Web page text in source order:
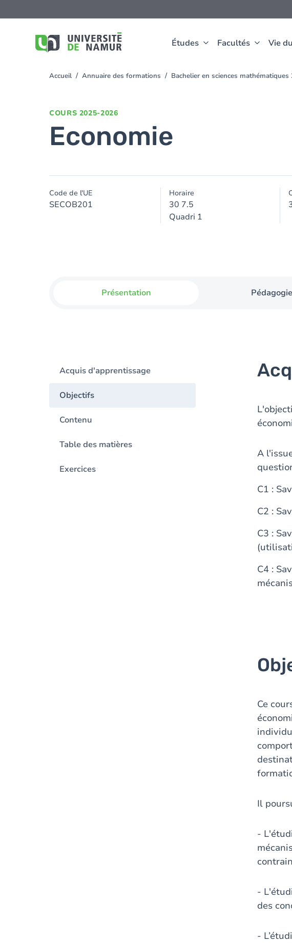
Études Facultés Vie
au
You
Accueil Annuaire des formations Bachelier en sciences
COURS 2025-2026
Economie
Code de l'UE
SECOB201
Horaire
30 7.5
Quadri 1
Présentation Pédagogie
Acquis d'apprentissage
Objectifs
Contenu
Table des matières
Exercices
A
C1 :
C2 :
C3 :
C4 :
Ce
Il
-
-
des
-